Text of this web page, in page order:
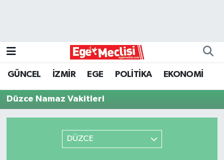
GÜNCEL İZMİR EGE POLİTİKA EKONOMİ
Düzce Namaz Vakitleri
DÜZCE
GÜNCEL
ÖZEL HABER